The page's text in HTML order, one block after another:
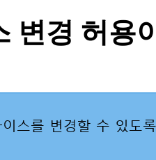
변경 허용